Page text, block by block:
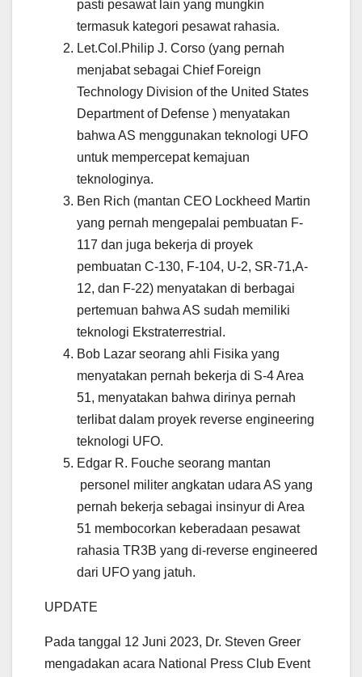
pasti pesawat lain yang mungkin
termasuk kategori pesawat rahasia.
Let.Col.Philip J. Corso (yang pernah
menjabat sebagai Chief Foreign
Technology Division of the United States
Department of Defense ) menyatakan
bahwa AS menggunakan teknologi UFO
untuk mempercepat kemajuan
teknologinya.
Ben Rich (mantan CEO Lockheed Martin
yang pernah mengepalai pembuatan F-
117 dan juga bekerja di proyek
pembuatan C-130, F-104, U-2, SR-71,A-
12, dan F-22) menyatakan di berbagai
pertemuan bahwa AS sudah memiliki
teknologi Ekstraterrestrial.
Bob Lazar seorang ahli Fisika yang
menyatakan pernah bekerja di S-4 Area
51, menyatakan bahwa dirinya pernah
terlibat dalam proyek reverse engineering
teknologi UFO.
Edgar R. Fouche seorang mantan
personel militer angkatan udara AS yang
pernah bekerja sebagai insinyur di Area
51 membocorkan keberadaan pesawat
rahasia TR3B yang di-reverse engineered
dari UFO yang jatuh.
UPDATE
Pada tanggal 12 Juni 2023, Dr. Steven Greer
mengadakan acara National Press Club Event